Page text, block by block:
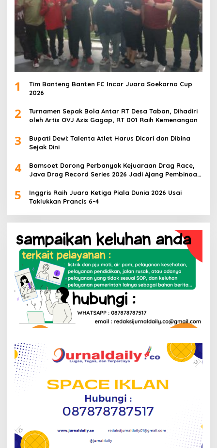
1
Tim Banteng Banten FC Incar Juara Soekarno Cup
2026
2
Turnamen Sepak Bola Antar RT Desa Taban, Dihadiri
oleh Artis OVJ Azis Gagap, RT 001 Raih Kemenangan
3
Bupati Dewi: Talenta Atlet Harus Dicari dan Dibina
Sejak Dini
4
Bamsoet Dorong Perbanyak Kejuaraan Drag Race,
Java Drag Record Series 2026 Jadi Ajang Pembinaan
5
Inggris Raih Juara Ketiga Piala Dunia 2026 Usai
Taklukkan Prancis 6-4